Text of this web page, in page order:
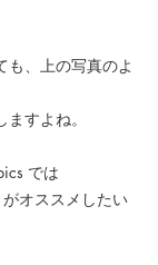
も、上の写真のよ
すよね。
では
オススメしたい